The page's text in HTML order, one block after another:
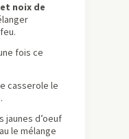
noix de
fois ce
casserole le
jaunes d’oeuf
le mélange